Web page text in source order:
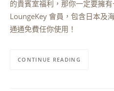
的貴賓室福利，那你一定要擁
LoungeKey 會員，包含日本及
通通免費任你使用！
CONTINUE READING